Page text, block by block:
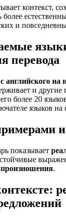
контекст,
более
и
перевода
с английского на
и другие
более 20
языков на
показывает
произношения.